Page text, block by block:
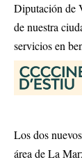
Diputación de
de nuestra
servicios en
Los dos
área de La